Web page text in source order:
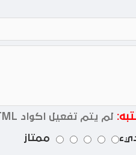
لم يتم تفعيل اكواد HTML !
ممتاز